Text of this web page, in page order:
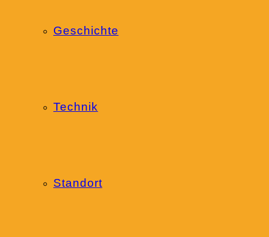
Geschichte
Technik
Standort